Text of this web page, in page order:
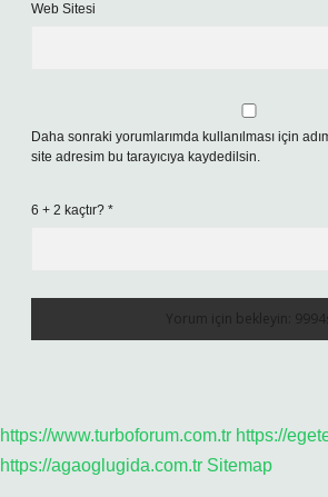
Web Sitesi
Daha sonraki yorumlarımda kullanılması için
site adresim bu tarayıcıya kaydedilsin.
6 + 2 kaçtır? *
https://www.turboforum.com.tr https://
https://agaoglugida.com.tr Sitemap